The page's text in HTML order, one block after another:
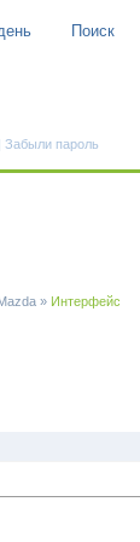
Поиск
Забыли пароль
» Интерфейс